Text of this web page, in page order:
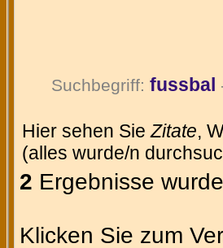
Suchbegriff:fussbal
Hier sehen SieZitate,
(alles wurde/n
2 Ergebnisse
Klicken Sie zum